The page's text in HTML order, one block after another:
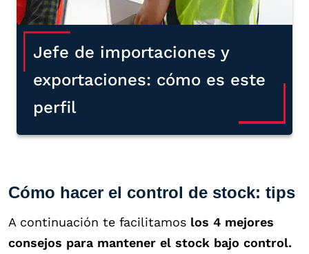
Jefe de importaciones y
exportaciones: cómo es este
perfil
Cómo hacer el control de stock: tips
A continuación te facilitamos los 4 mejores
consejos para mantener el stock bajo control.